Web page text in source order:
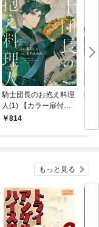
騎士団長のお抱え料理
人(1) 【カラー扉付き
電子限定版】
814
映
もっと見る